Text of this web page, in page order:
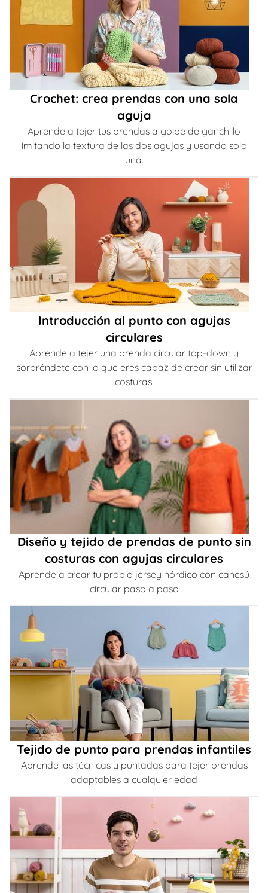
Crochet: crea prendas con una sola
aguja
Aprende a tejer tus prendas a golpe de ganchillo
imitando la textura de las dos agujas y usando solo
una.
Introducción al punto con agujas
circulares
Aprende a tejer una prenda circular top-down y
sorpréndete con lo que eres capaz de crear sin utilizar
costuras.
Diseño y tejido de prendas de punto sin
costuras con agujas circulares
Aprende a crear tu propio jersey nórdico con canesú
circular paso a paso
Tejido de punto para prendas infantiles
Aprende las técnicas y puntadas para tejer prendas
adaptables a cualquier edad